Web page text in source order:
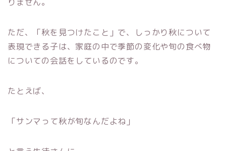
ただ、「秋を見つけたこと」で、しっかり秋について
表現できる子は、家庭の中で季節の変化や旬の食べ物
についての会話をしているのです。
たとえば、
「サンマって秋が旬なんだよね」